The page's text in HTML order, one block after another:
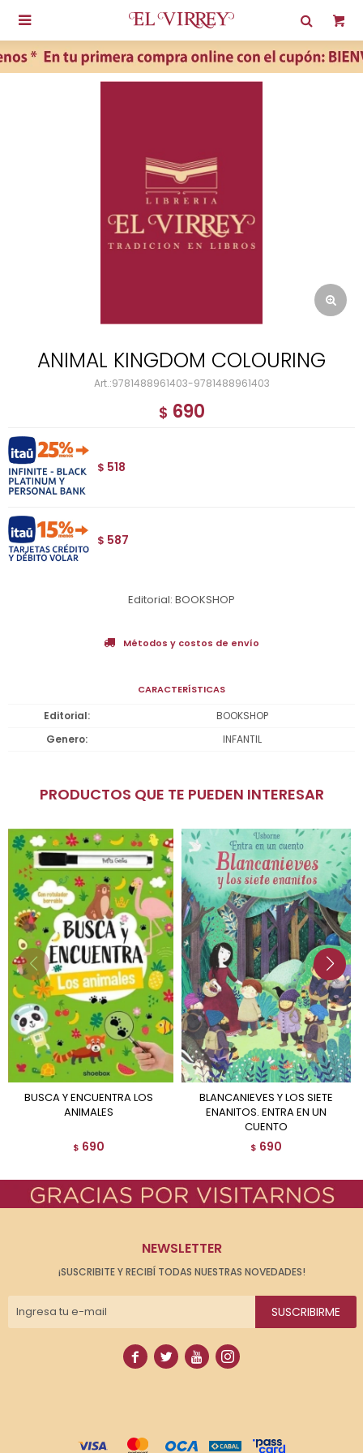

ANIMAL KINGDOM COLOURING
9781488961403-9781488961403
$ 690
$ 518
$ 587
Editorial: BOOKSHOP
Métodos y costos de envío
CARACTERÍSTICAS
Editorial
BOOKSHOP
Genero
INFANTIL
PRODUCTOS QUE TE PUEDEN INTERESAR
BUSCA Y ENCUENTRA LOS
ANIMALES
$ 690
BLANCANIEVES Y LOS SIETE
ENANITOS. ENTRA EN UN
CUENTO
$ 690
NEWSLETTER
¡SUSCRIBITE Y RECIBÍ TODAS NUESTRAS NOVEDADES!
SUSCRIBIRME
   